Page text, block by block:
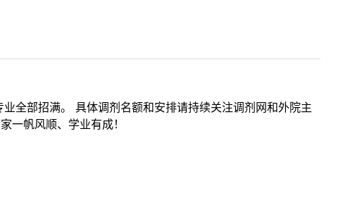
全部招满。 具体调剂名额和安排请持续关注调剂网和外院主
一帆风顺、学业有成！